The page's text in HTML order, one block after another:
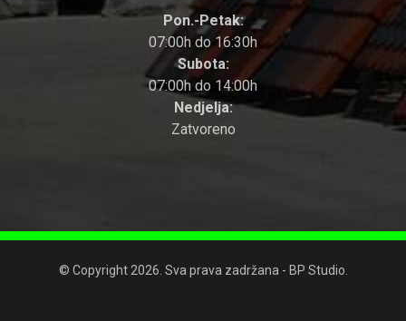
Pon.-Petak:
07:00h do 16:30h
Subota:
07:00h do 14:00h
Nedjelja:
Zatvoreno
© Copyright 2026. Sva prava zadržana - BP Studio.